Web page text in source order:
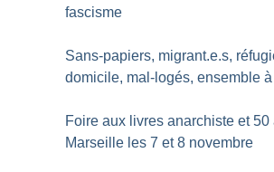
fascisme
Sans-papiers, migrant.e.s,
domicile, mal-logés, ensemble
Foire aux livres anarchiste et 50
Marseille les 7 et 8 novembre